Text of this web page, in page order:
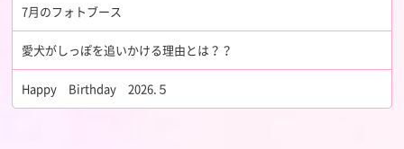
7月のフォトブース
愛犬がしっぽを追いかける理由とは？？
Happy Birthday 2026.５